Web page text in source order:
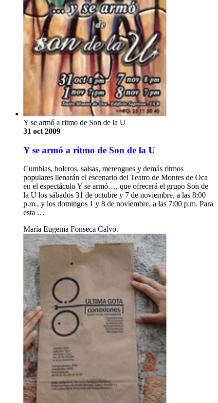
Y se armó a ritmo de Son de la U
31 oct 2009
Y se armó a ritmo de Son de la U
Cumbias, boleros, salsas, merengues y demás ritmos
populares llenarán el escenario del Teatro de Montes de Oca
en el espectáculo Y se armó…, que ofrecerá el grupo Son de
la U los sábados 31 de octubre y 7 de noviembre, a las 8:00
p.m., y los domingos 1 y 8 de noviembre, a las 7:00 p.m. Para
esta …
María Eugenia Fonseca Calvo.